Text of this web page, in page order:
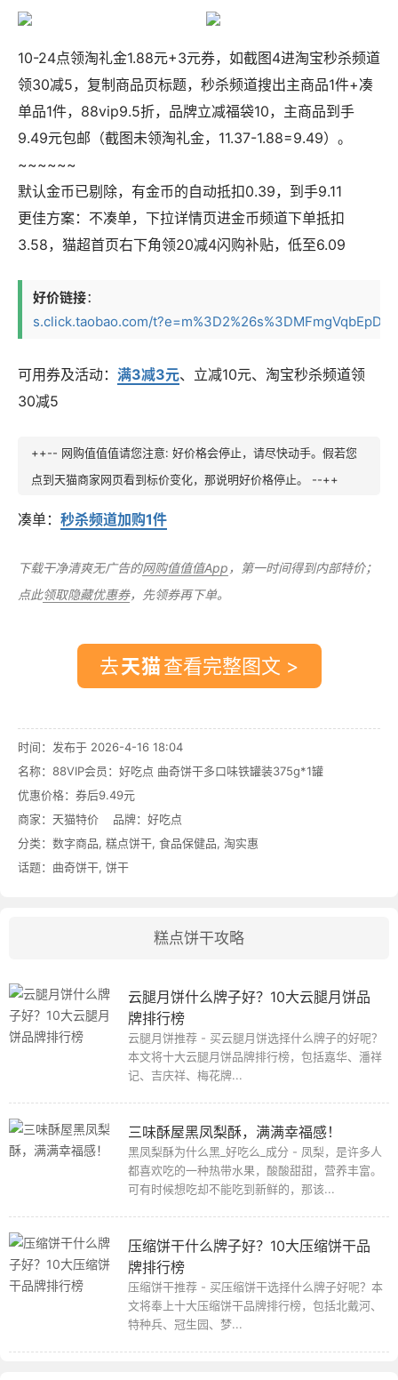
10-24点领淘礼金1.88元+3元券，如截图4进淘宝秒杀频道
领30减5，复制商品页标题，秒杀频道搜出主商品1件+凑
单品1件，88vip9.5折，品牌立减福袋10，主商品到手
9.49元包邮（截图未领淘礼金，11.37-1.88=9.49）。
~~~~~~
默认金币已剔除，有金币的自动抵扣0.39，到手9.11
更佳方案：不凑单，下拉详情页进金币频道下单抵扣
3.58，猫超首页右下角领20减4闪购补贴，低至6.09
好价链接：
s.click.taobao.com/
可用券及活动： 满3减3元、立减10元、淘宝秒杀频道领
30减5
++-- 网购值值值请您注意: 好价格会停止，请尽快动手。假若您
点到天猫商家网页看到标价变化，那说明好价格停止。 --++
凑单： 秒杀频道加购1件
下载干净清爽无广告的网购值值值App ，第一时间得到内部特价；
点此领取隐藏优惠券，先领券再下单。
去 查看完整图文 >
时间：发布于 2026-4-16 18:04
名称： 88VIP会员：好吃点 曲奇饼干多口味铁罐装375g*1罐
优惠价格： 券后9.49元
商家： 天猫特价 品牌： 好吃点
分类： 数字商品, 糕点饼干, 食品保健品, 淘实惠
话题： 曲奇饼干, 饼干
糕点饼干攻略
云腿月饼什么牌子好？10大云腿月饼品
牌排行榜
云腿月饼推荐 - 买云腿月饼选择什么牌子的好呢？
本文将十大云腿月饼品牌排行榜，包括嘉华、潘祥
记、吉庆祥、梅花牌...
三味酥屋黑凤梨酥，满满幸福感！
黑凤梨酥为什么黑_好吃么_成分 - 凤梨，是许多人
都喜欢吃的一种热带水果，酸酸甜甜，营养丰富。
可有时候想吃却不能吃到新鲜的，那该...
压缩饼干什么牌子好？10大压缩饼干品
牌排行榜
压缩饼干推荐 - 买压缩饼干选择什么牌子好呢？本
文将奉上十大压缩饼干品牌排行榜，包括北戴河、
特种兵、冠生园、梦...